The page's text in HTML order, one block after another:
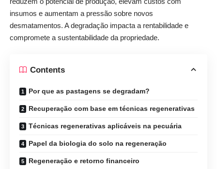
insumos e aumentam a pressão sobre novos
desmatamentos. A degradação impacta a rentabilidade e
compromete a sustentabilidade da propriedade.
Contents
Por que as pastagens se degradam?
Recuperação com base em técnicas regenerativas
Técnicas regenerativas aplicáveis na pecuária
Papel da biologia do solo na regeneração
Regeneração e retorno financeiro